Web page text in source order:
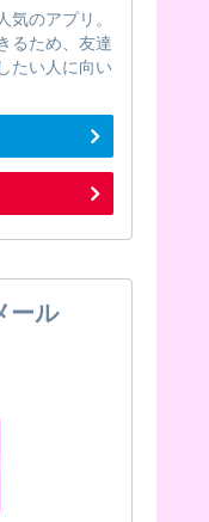
気のアプリ。
るため、友達
たい人に向い
ール